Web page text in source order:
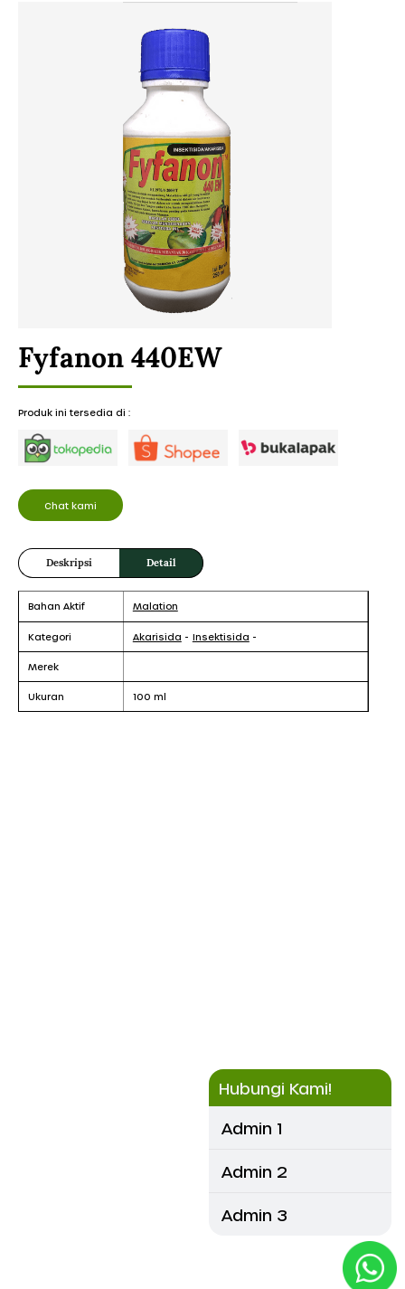
Hubungi Kami!
Admin 1
Admin 2
Admin 3
Fyfanon 440EW
Produk ini tersedia di :
Chat kami
Deskripsi Detail
Bahan Aktif Malation
Kategori Akarisida - Insektisida -
Merek
Ukuran 100 ml